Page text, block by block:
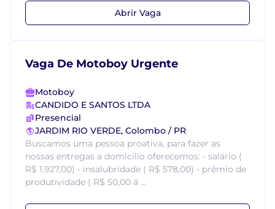
Abrir Vaga
Vaga De Motoboy Urgente
Motoboy
CANDIDO E SANTOS LTDA
Presencial
JARDIM RIO VERDE, Colombo / PR
Buscamos uma pessoa proativa, para fazer as
nossas entregas a domicilio oferecemos: - salário (
R$ 1.927,00) - insalubridade ( R$ 578,00) - prêmio de
produtividade ( R$ 50,00 á ...